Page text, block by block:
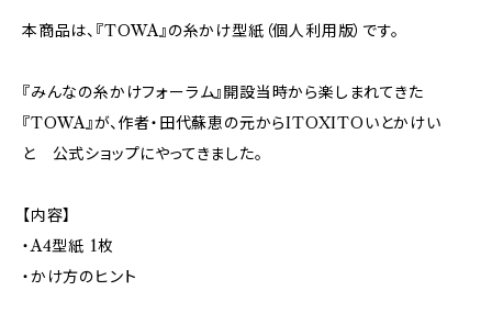
本商品は、『TOWA』の糸かけ型紙（個人利用版）です。
『みんなの糸かけフォーラム』開設当時から楽しまれてきた
『TOWA』が、作者・田代蘇恵の元からITOXITOいとかけい
と 公式ショップにやってきました。
【内容】
・A4型紙 1枚
・かけ方のヒント